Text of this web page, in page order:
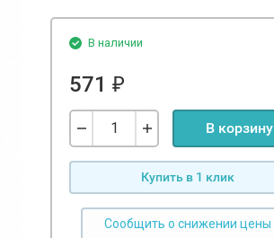
В наличии
571 ₽
В корзину
Купить в 1 клик
Сообщить о снижении цены